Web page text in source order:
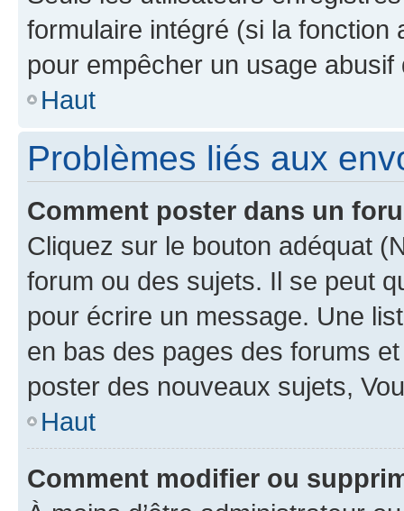
formulaire intégré (si la fonction
pour empêcher un usage
Haut
Problèmes liés aux
Comment poster dans un
Cliquez sur le bouton adéquat
forum ou des sujets. Il se peut
pour écrire un message. Une
en bas des pages des forums
poster des nouveaux sujets,
Haut
Comment modifier ou